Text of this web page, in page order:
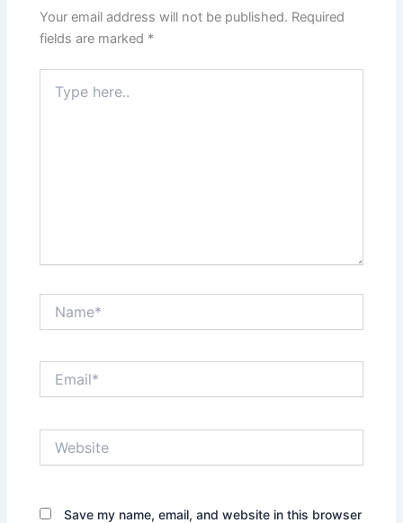
Your email address will not be published. Required
fields are marked *
here..
Save my name, email, and website in this browser